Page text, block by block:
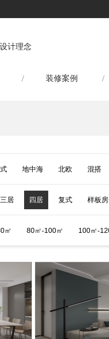
计理念
装修案例
地中海 北欧 混搭
三居 四居 复式 样板房
㎡ 80㎡-100㎡ 100㎡-